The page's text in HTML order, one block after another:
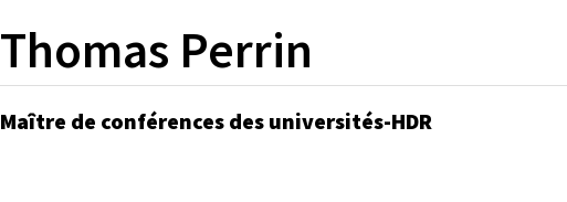
Thomas Perrin
Maître de conférences des universités-HDR